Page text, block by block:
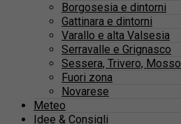
Borgosesia e dintorni
Gattinara e dintorni
Varallo e alta Valsesia
Serravalle e Grignasco
Sessera, Trivero, Mosso
Fuori zona
Novarese
Meteo
Idee & Consigli